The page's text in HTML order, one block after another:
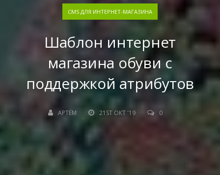
CMS ДЛЯ ИНТЕРНЕТ-МАГАЗИНА
Шаблон интернет
магазина обуви с
поддержкой атрибутов
АРТЁМ 21ST ОКТ '19 0